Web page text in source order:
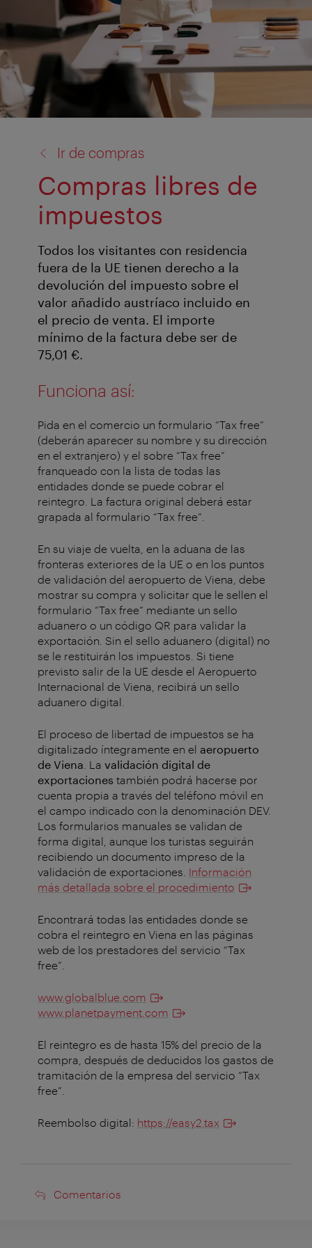
Ir de compras
Compras libres de
impuestos
Todos los visitantes con residencia
fuera de la UE tienen derecho a la
devolución del impuesto sobre el
valor añadido austríaco incluido en
el precio de venta. El importe
mínimo de la factura debe ser de
75,01 €.
Funciona así:
Pida en el comercio un formulario “Tax free”
(deberán aparecer su nombre y su dirección
en el extranjero) y el sobre “Tax free”
franqueado con la lista de todas las
entidades donde se puede cobrar el
reintegro. La factura original deberá estar
grapada al formulario “Tax free”.
En su viaje de vuelta, en la aduana de las
fronteras exteriores de la UE o en los puntos
de validación del aeropuerto de Viena, debe
mostrar su compra y solicitar que le sellen el
formulario “Tax free” mediante un sello
aduanero o un código QR para validar la
exportación. Sin el sello aduanero (digital) no
se le restituirán los impuestos. Si tiene
previsto salir de la UE desde el Aeropuerto
Internacional de Viena, recibirá un sello
aduanero digital.
El proceso de libertad de impuestos se ha
digitalizado íntegramente en el aeropuerto
de Viena . La validación digital de
exportaciones también podrá hacerse por
cuenta propia a través del teléfono móvil en
el campo indicado con la denominación DEV.
Los formularios manuales se validan de
forma digital, aunque los turistas seguirán
recibiendo un documento impreso de la
validación de exportaciones. Información
más detallada sobre el procedimiento
Encontrará todas las entidades donde se
cobra el reintegro en Viena en las páginas
web de los prestadores del servicio “Tax
free”.
www.globalblue.com
www.planetpayment.com
El reintegro es de hasta 15% del precio de la
compra, después de deducidos los gastos de
tramitación de la empresa del servicio “Tax
free”.
Reembolso digital: https://easy2.tax
Comentarios
Comentarios